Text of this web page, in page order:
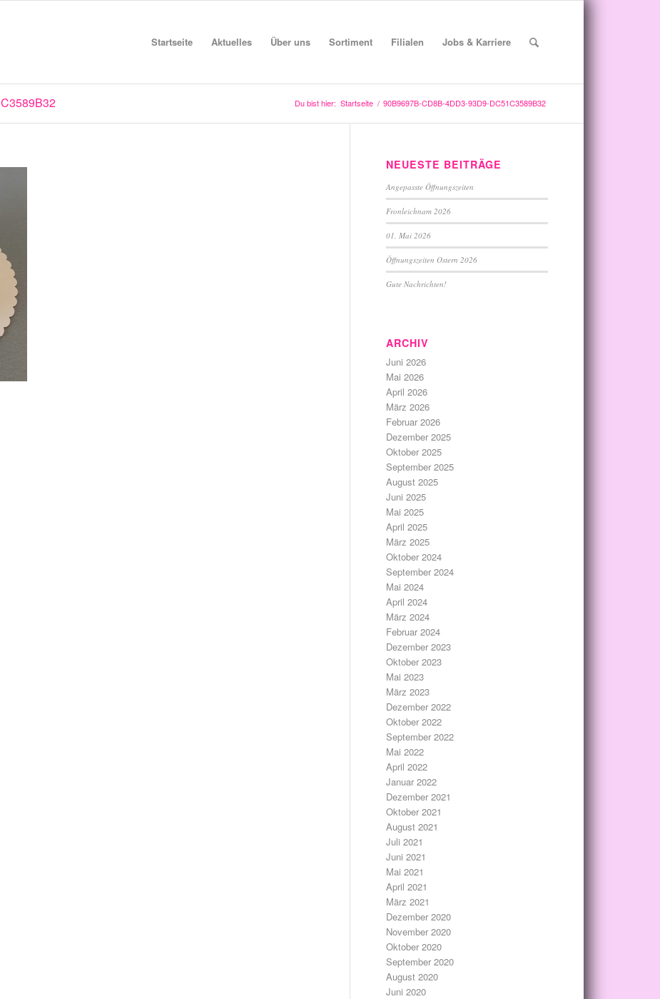
Startseite Aktuelles Über uns Sortiment Filialen Jobs & Karriere
Du bist hier: Startseite / 90B9697B-CD8B-4DD3-93D9-DC51C3589B32
NEUESTE BEITRÄGE
Angepasste Öffnungszeiten
Fronleichnam 2026
01. Mai 2026
Öffnungszeiten Ostern 2026
Gute Nachrichten!
ARCHIV
Juni 2026
Mai 2026
April 2026
März 2026
Februar 2026
Dezember 2025
Oktober 2025
September 2025
August 2025
Juni 2025
Mai 2025
April 2025
März 2025
Oktober 2024
September 2024
Mai 2024
April 2024
März 2024
Februar 2024
Dezember 2023
Oktober 2023
Mai 2023
März 2023
Dezember 2022
Oktober 2022
September 2022
Mai 2022
April 2022
Januar 2022
Dezember 2021
Oktober 2021
August 2021
Juli 2021
Juni 2021
Mai 2021
April 2021
März 2021
Dezember 2020
November 2020
Oktober 2020
September 2020
August 2020
Juni 2020